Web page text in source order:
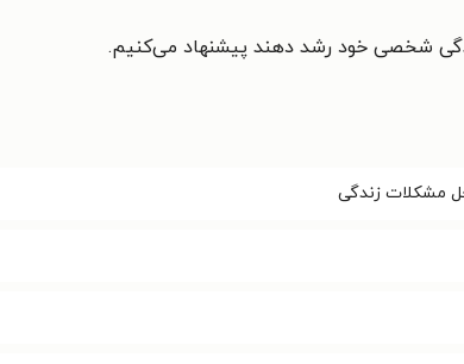
شخصی‌ خود رشد دهند پیشنهاد می‌کنیم.
مشکلات زندگی